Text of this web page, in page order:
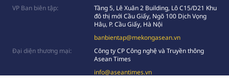
VP Ban biên tập:
Tầng 5, Lê Xuân 2 Building, Lô C15/D21 Khu
đô thị mới Cầu Giấy, Ngõ 100 Dịch Vọng
Hâụ, P. Cầu Giấy, Hà Nội
banbientap@mekongasean.vn
Đại diện thương mại:
Công ty CP Công nghệ và Truyền thông
Asean Times
info@aseantimes.vn